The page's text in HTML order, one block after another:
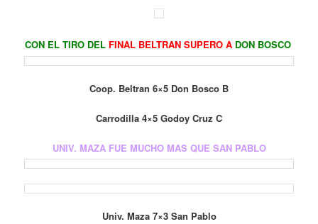
CON EL TIRO DELFINAL BELTRAN SUPERO A DON BOSCO
Coop. Beltran 6×5 Don Bosco B
Carrodilla 4×5 Godoy Cruz C
UNIV. MAZA FUE MUCHO MAS QUE SAN PABLO
Univ. Maza 7×3 San Pablo